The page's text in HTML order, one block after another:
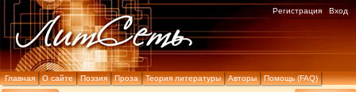
Главная О сайте Поэзия Проза Теория литературы Авторы Помощь (FAQ)
Регистрация Вход